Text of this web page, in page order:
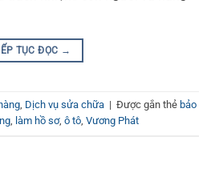
TỤC ĐỌC →
, Dịch vụ sửa chữa | Được gắn thẻ bảo
, làm hồ sơ, ô tô, Vương Phát